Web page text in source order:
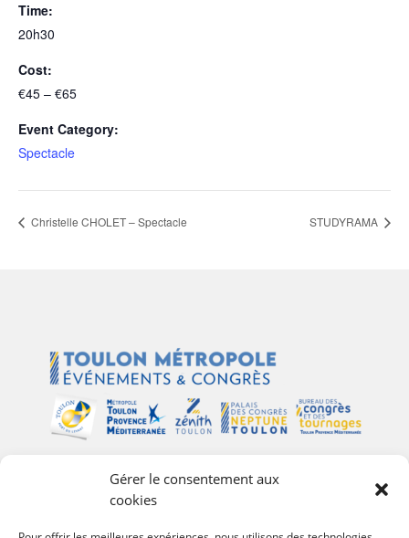
Gérer le consentement aux
cookies
Time:
20h30
Cost:
€45 – €65
Event Category:
Spectacle
Christelle CHOLET – Spectacle STUDYRAMA
Plan du site